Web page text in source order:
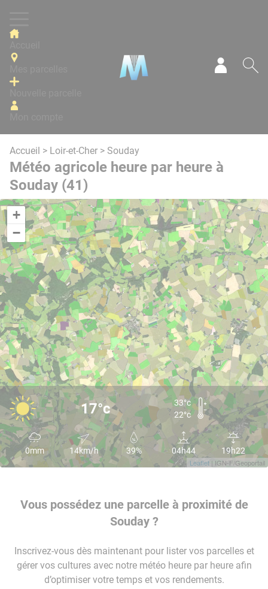
Accueil > Loir-et-Cher > Souday
Météo agricole heure par heure à
Souday (41)
+
−
Leaflet | IGN-F/Geoportail
17°c
33°c
22°c
0mm 14km/h 39% 04h44 19h22
Vous possédez une parcelle à proximité de
Souday ?
Inscrivez-vous dès maintenant pour lister vos parcelles et
gérer vos cultures avec notre météo heure par heure afin
d’optimiser votre temps et vos rendements.